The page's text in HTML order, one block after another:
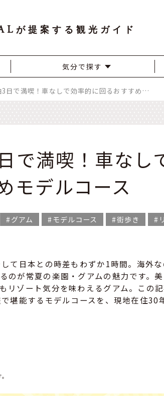
が提案する観光ガイド
気分で探す
グアムを2泊3日で満喫！車なしで効率的に回るおすすめモデルコース
で満喫！車なし
モデルコース
グアム モデルコース 街歩き
て日本との時差もわずか1時間。海外
のが常夏の楽園・グアムの魅力です。
リゾート気分を味わえるグアム。この
堪能するモデルコースを、現地在住30